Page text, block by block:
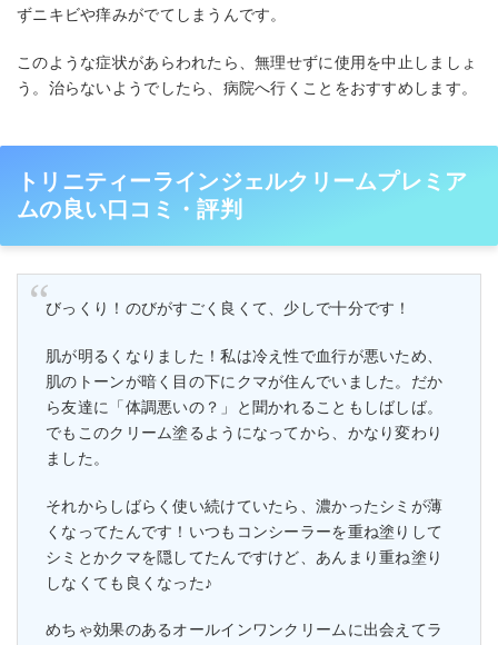
ずニキビや痒みがでてしまうんです。
このような症状があらわれたら、無理せずに使用を中止しましょ
う。治らないようでしたら、病院へ行くことをおすすめします。
トリニティーラインジェルクリームプレミア
ムの良い口コミ・評判
びっくり！のびがすごく良くて、少しで十分です！
肌が明るくなりました！私は冷え性で血行が悪いため、
肌のトーンが暗く目の下にクマが住んでいました。だか
ら友達に「体調悪いの？」と聞かれることもしばしば。
でもこのクリーム塗るようになってから、かなり変わり
ました。
それからしばらく使い続けていたら、濃かったシミが薄
くなってたんです！いつもコンシーラーを重ね塗りして
シミとかクマを隠してたんですけど、あんまり重ね塗り
しなくても良くなった♪
めちゃ効果のあるオールインワンクリームに出会えてラ